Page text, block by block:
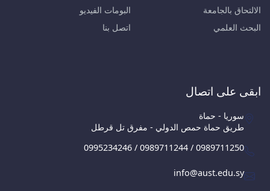
الالتحاق بالجامعة
البحث العلمي
البومات الفيديو
اتصل بنا
ابقى على اتصال
سوريا - حماة
طريق حماة حمص الدولي - مفرق تل قرطل
0995234246 / 0989711244 / 0989711250
info@aust.edu.sy